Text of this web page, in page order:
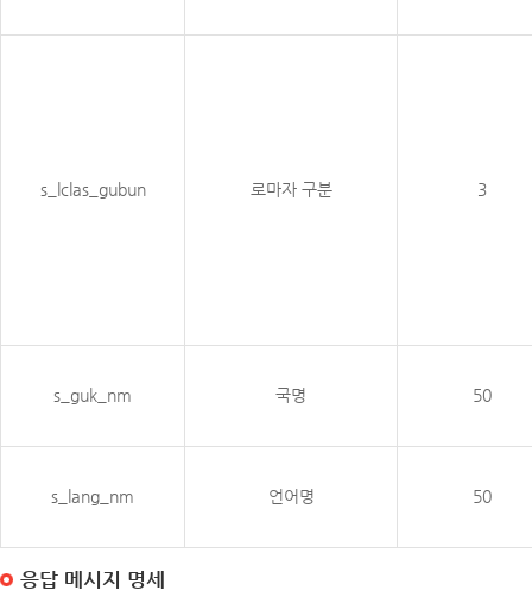
s_lclas_gubun 로마자 구분 3
s_guk_nm 국명 50
s_lang_nm 언어명 50
응답 메시지 명세